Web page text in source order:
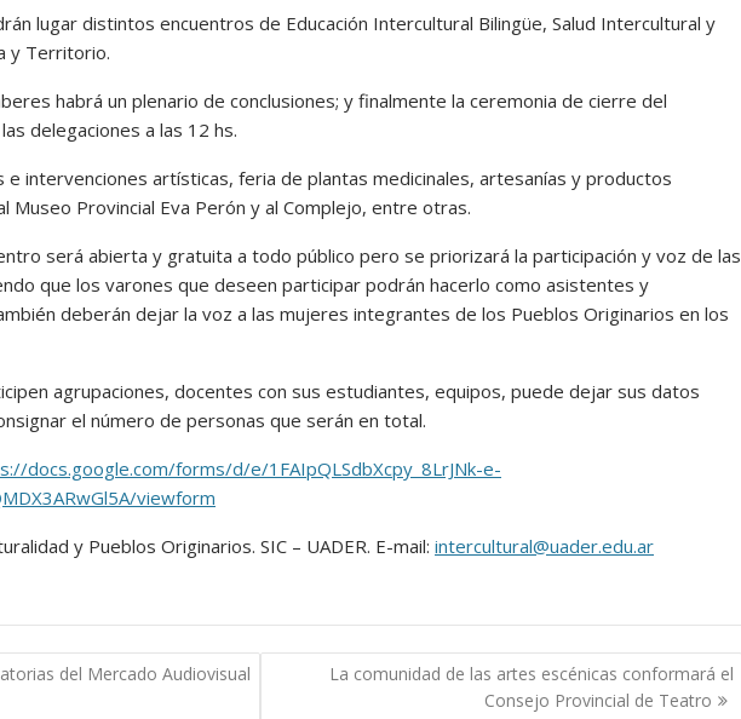
lugar distintos encuentros de Educación Intercultural Bilingüe, Salud Intercultural y
y Territorio.
habrá un plenario de conclusiones; y finalmente la ceremonia de cierre del
delegaciones a las 12 hs.
e intervenciones artísticas, feria de plantas medicinales, artesanías y productos
Museo Provincial Eva Perón y al Complejo, entre otras.
será abierta y gratuita a todo público pero se priorizará la participación y voz de las
que los varones que deseen participar podrán hacerlo como asistentes y
deberán dejar la voz a las mujeres integrantes de los Pueblos Originarios en los
agrupaciones, docentes con sus estudiantes, equipos, puede dejar sus datos
el número de personas que serán en total.
docs.google.com/forms/d/e/1FAIpQLSdbXcpy_8LrJNk-e-
viewform
y Pueblos Originarios. SIC – UADER. E-mail: intercultural@uader.edu.ar
del Mercado Audiovisual
La comunidad de las artes escénicas conformará el
Consejo Provincial de Teatro